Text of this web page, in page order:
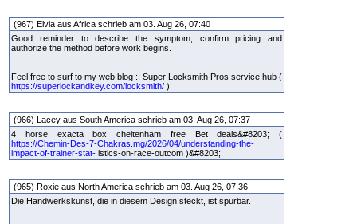
(967) Elvia aus Africa schrieb am 03. Aug 26, 07:40
Good reminder to describe the symptom, confirm pricing and
authorize the method before work begins.
Feel free to surf to my web blog :: Super Locksmith Pros service hub (
https://superlockandkey.com/locksmith/ )
(966) Lacey aus South America schrieb am 03. Aug 26, 07:37
4 horse exacta box cheltenham free Bet deals&#8203; (
https://Chemin-Des-7-Chakras.mg/2026/04/understanding-the-
impact-of-trainer-stat- istics-on-race-outcom )&#8203;
(965) Roxie aus North America schrieb am 03. Aug 26, 07:36
Die Handwerkskunst, die in diesem Design steckt, ist spürbar.